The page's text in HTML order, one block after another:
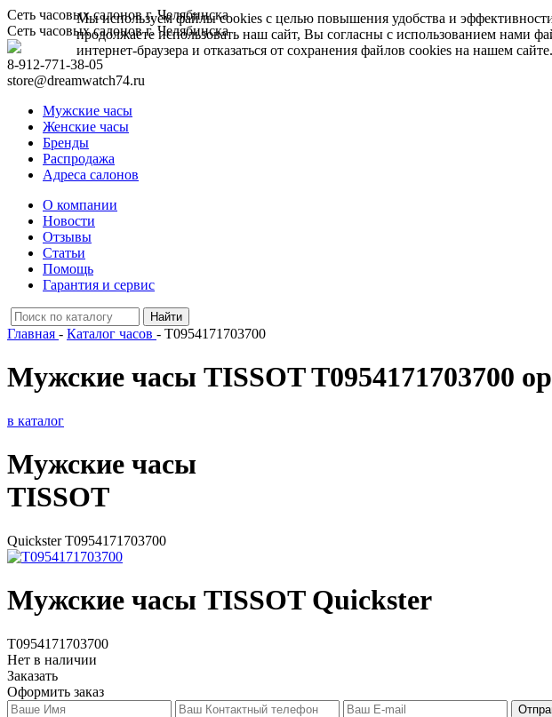
Сеть часовых салонов г. Челябинска
Сеть часовых салонов г. Челябинска
8-912-771-38-05
store@dreamwatch74.ru
Мужские часы
Женские часы
Бренды
Распродажа
Адреса салонов
О компании
Новости
Отзывы
Статьи
Помощь
Гарантия и сервис
Главная - Каталог часов - T0954171703700
Мужские часы TISSOT T0954171703700
в каталог
Мужские часы
TISSOT
Quickster T0954171703700
Мужские часы TISSOT Quickster
T0954171703700
Нет в наличии
Заказать
Оформить заказ
Мы используем файлы cookies с целью повышения удобства и
продолжаете использовать наш сайт, Вы согласны с использованием нами
интернет-браузера и отказаться от сохранения файлов cookies на нашем сайте.